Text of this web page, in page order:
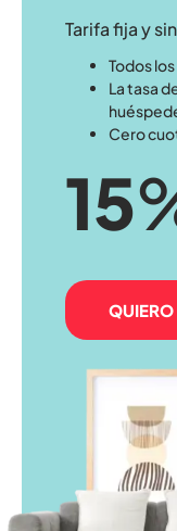
Tarifa fija y
Todos
La tasa
Cero
15